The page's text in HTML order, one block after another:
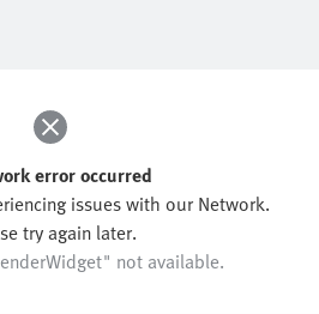
error occurred
issues with our Network.
try again later.
not available.